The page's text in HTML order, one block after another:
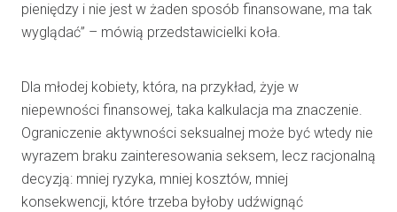
pieniędzy i nie jest w żaden sposób finansowane, ma tak
wyglądać” – mówią przedstawicielki koła.
Dla młodej kobiety, która, na przykład, żyje w
niepewności finansowej, taka kalkulacja ma znaczenie.
Ograniczenie aktywności seksualnej może być wtedy nie
wyrazem braku zainteresowania seksem, lecz racjonalną
decyzją: mniej ryzyka, mniej kosztów, mniej
konsekwencji, które trzeba byłoby udźwignąć